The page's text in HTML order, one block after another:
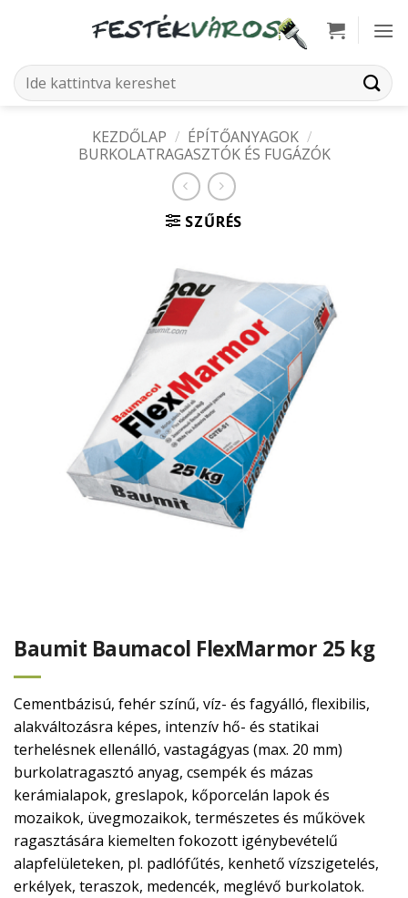
Keresés
a
KEZDŐLAP / ÉPÍTŐANYAGOK /
BURKOLATRAGASZTÓK ÉS FUGÁZÓK
SZŰRÉS
Baumit Baumacol FlexMarmor 25 kg
Cementbázisú, fehér színű, víz- és fagyálló, flexibilis,
alakváltozásra képes, intenzív hő- és statikai
terhelésnek ellenálló, vastagágyas (max. 20 mm)
burkolatragasztó anyag, csempék és mázas
kerámialapok, greslapok, kőporcelán lapok és
mozaikok, üvegmozaikok, természetes és műkövek
ragasztására kiemelten fokozott igénybevételű
alapfelületeken, pl. padlófűtés, kenhető vízszigetelés,
erkélyek, teraszok, medencék, meglévő burkolatok.